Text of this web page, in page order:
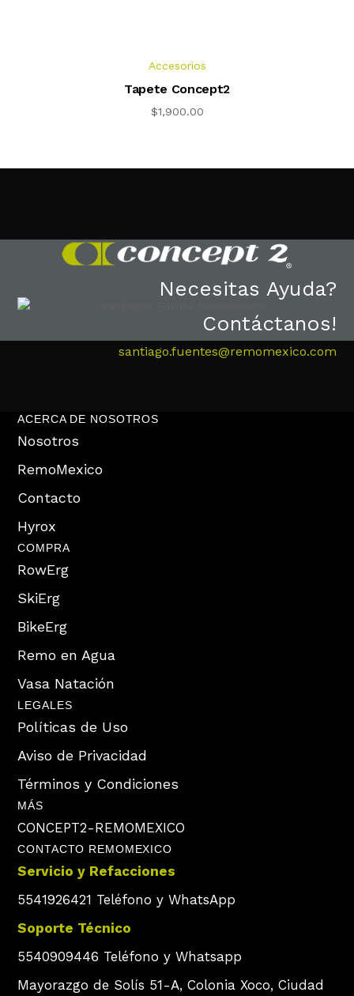
Accesorios
Tapete Concept2
$1,900.00
Necesitas Ayuda?
Contáctanos!
santiago.fuentes@remomexico.com
ACERCA DE NOSOTROS
Nosotros
RemoMexico
Contacto
Hyrox
COMPRA
RowErg
SkiErg
BikeErg
Remo en Agua
Vasa Natación
LEGALES
Políticas de Uso
Aviso de Privacidad
Términos y Condiciones
MÁS
CONCEPT2-REMOMEXICO
CONTACTO REMOMEXICO
Servicio y Refacciones
5541926421 Teléfono y WhatsApp
Soporte Técnico
5540909446 Teléfono y Whatsapp
Mayorazgo de Solís 51-A, Colonia Xoco, Ciudad